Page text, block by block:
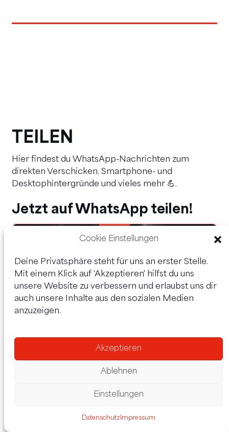
Cookie Einstellungen
Deine Privatsphäre steht für uns an erster Stelle.
Mit einem Klick auf 'Akzeptieren' hilfst du uns
unsere Website zu verbessern und erlaubst uns dir
auch unsere Inhalte aus den sozialen Medien
anzuzeigen.
Akzeptieren
Ablehnen
Einstellungen
Datenschutz Impressum
TEILEN
Hier findest du WhatsApp-Nachrichten zum
direkten Verschicken, Smartphone- und
Desktophintergründe und vieles mehr 💪.
Jetzt auf WhatsApp teilen!